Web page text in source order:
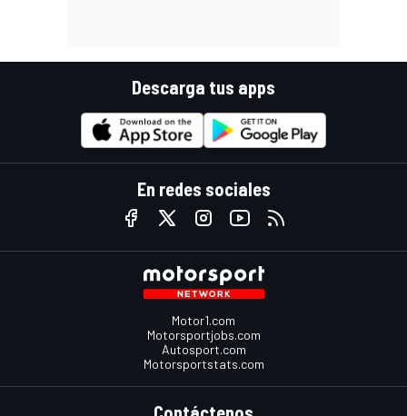
Descarga tus apps
En redes sociales
Motor1.com
Motorsportjobs.com
Autosport.com
Motorsportstats.com